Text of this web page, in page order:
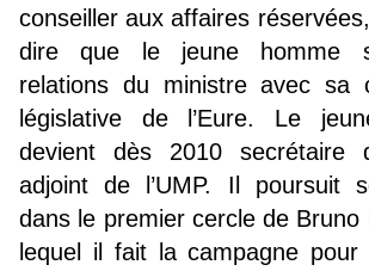
conseiller aux affaires
dire que le jeune homme
relations du ministre avec sa
législative de l’Eure. Le
devient dès 2010 secrétaire
adjoint de l’UMP. Il poursuit
dans le premier cercle de Bruno
lequel il fait la campagne pour